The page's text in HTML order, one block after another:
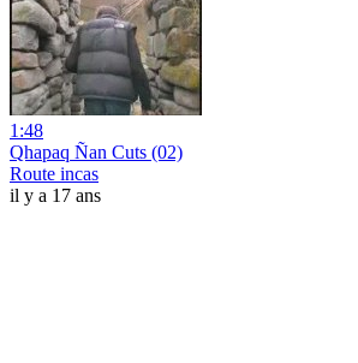
1:48
Qhapaq Ñan Cuts (02)
Route incas
il y a 17 ans